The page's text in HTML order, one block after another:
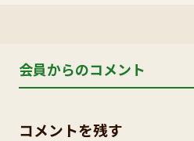
会員からのコメント
コメントを残す